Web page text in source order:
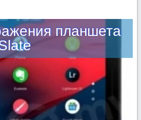
планшета